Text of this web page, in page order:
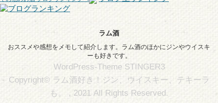
ラム酒
おススメや感想をメモして紹介します。ラム酒のほかにジンやウイスキ
ーも好きです。
WordPress-Theme STINGER3
Copyright© ラム酒好き！ジン、ウイスキー、テキーラ
も。 , 2021 All Rights Reserved.